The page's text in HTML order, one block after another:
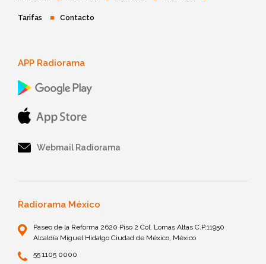
Tarifas Contacto
APP Radiorama
Webmail Radiorama
Radiorama México
Paseo de la Reforma 2620 Piso 2 Col. Lomas Altas C.P.11950
Alcaldía Miguel Hidalgo Ciudad de México, México
55 1105 0000